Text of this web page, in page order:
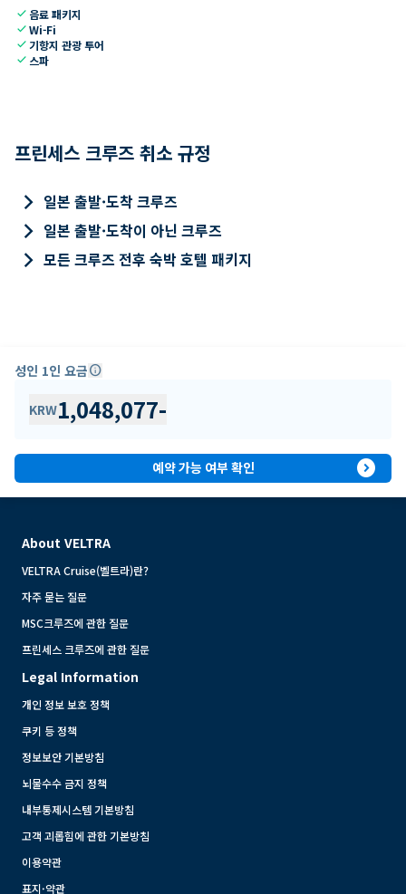
check 음료 패키지
checkWi-Fi
check 기항지 관광 투어
check 스파
프린세스 크루즈 취소 규정
keyboard_arrow_right 일본 출발·도착 크루즈
keyboard_arrow_right 일본 출발·도착이 아닌 크루즈
keyboard_arrow_right 모든 크루즈 전후 숙박 호텔 패키지
성인 1인 요금info
KRW1,048,077-
예약 가능 여부 확인 expand_circle_right
About VELTRA
VELTRA Cruise(벨트라)란?
자주 묻는 질문
MSC크루즈에 관한 질문
프린세스 크루즈에 관한 질문
Legal Information
개인 정보 보호 정책
쿠키 등 정책
정보보안 기본방침
뇌물수수 금지 정책
내부통제시스템 기본방침
고객 괴롭힘에 관한 기본방침
이용약관
표지·약관